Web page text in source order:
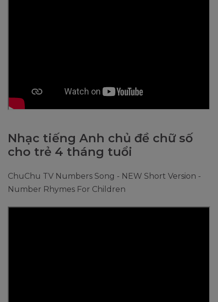
Nhạc tiếng Anh chủ đề chữ số
cho trẻ 4 tháng tuổi
ChuChu TV Numbers Song - NEW Short Version -
Number Rhymes For Children